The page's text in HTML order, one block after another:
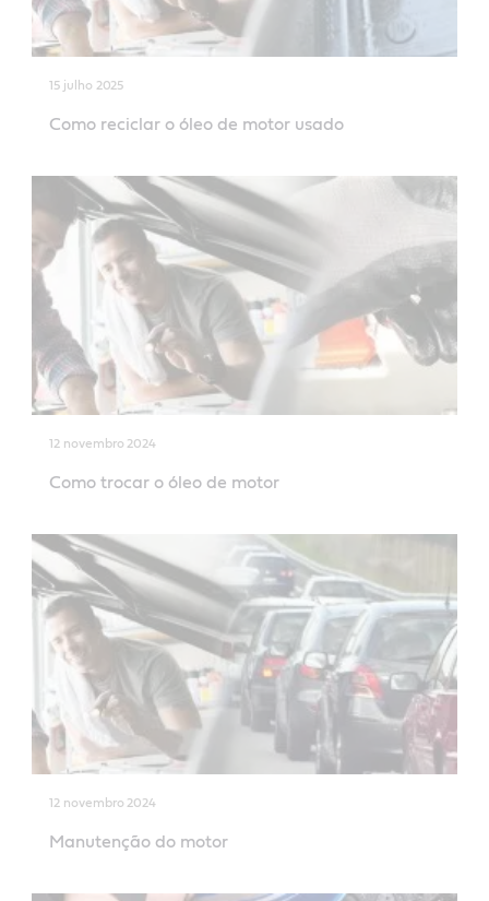
15 julho 2025
Como reciclar o óleo de motor usado
12 novembro 2024
Como trocar o óleo de motor
12 novembro 2024
Manutenção do motor